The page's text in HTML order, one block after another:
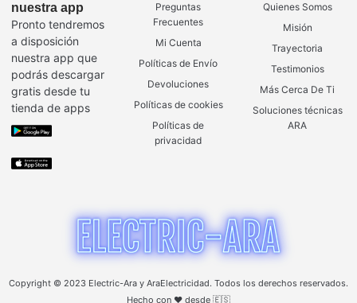
nuestra app
Pronto tendremos
a disposición
nuestra app que
podrás descargar
gratis desde tu
tienda de apps
Preguntas
Frecuentes
Mi Cuenta
Políticas de Envío
Devoluciones
Políticas de cookies
Políticas de
privacidad
Quienes Somos
Misión
Trayectoria
Testimonios
Más Cerca De Ti
Soluciones técnicas
ARA
Copyright © 2023 Electric-Ara y AraElectricidad. Todos los derechos reservados.
Hecho con ❤️ desde 🇪🇸